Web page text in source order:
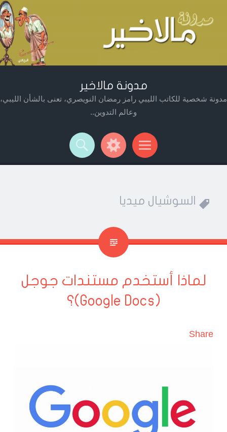
مدونة مالاخير
مدونة شخصية للكاتب الليبي رامز رمضان النويصري، تعنى بالشأن الليبي،
وعالم التدوين..
Menu
Widgets
Search
السوشيال ميديا
لماذا أستخدم مستندات جوجل
(Google Docs)؟
Share